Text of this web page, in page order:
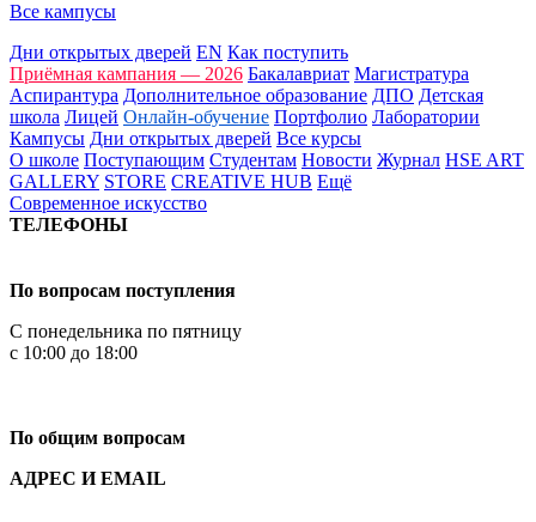
Все кампусы
Дни открытых дверей EN Как поступить
Приёмная кампания — 2026 Бакалавриат Магистратура
Аспирантура Дополнительное образование ДПО Детская
школа Лицей Онлайн-обучение Портфолио Лаборатории
Кампусы Дни открытых дверей Все курсы
О школе Поступающим Студентам Новости Журнал HSE ART
GALLERY STORE CREATIVE HUB Ещё
Современное искусство
ТЕЛЕФОНЫ
По вопросам поступления
С понедельника по пятницу
с 10:00 до 18:00
По общим вопросам
АДРЕС И EMAIL